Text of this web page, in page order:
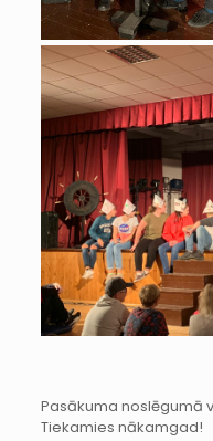
Pasākuma noslēgumā
Tiekamies nākamgad!